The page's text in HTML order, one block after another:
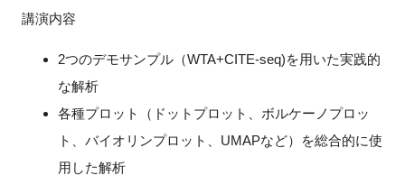
閉じる
講演内容
2つのデモサンプル（WTA+CITE-seq)を用いた実践的
な解析
各種プロット（ドットプロット、ボルケーノプロッ
ト、バイオリンプロット、UMAPなど）を総合的に使
用した解析